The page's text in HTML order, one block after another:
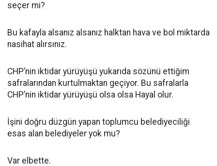
seçer mi?
Bu kafayla alsanız alsanız halktan hava ve bol miktarda
nasihat alırsınız.
CHP’nin iktidar yürüyüşü yukarıda sözünü ettiğim
safralarından kurtulmaktan geçiyor. Bu safralarla
CHP’nin iktidar yürüyüşü olsa olsa Hayal olur.
İşini doğru düzgün yapan toplumcu belediyeciliği
esas alan belediyeler yok mu?
Var elbette.